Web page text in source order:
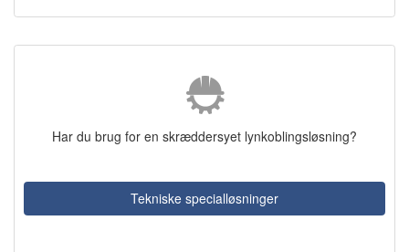
Har du brug for en skræddersyet lynkoblingsløsning?
Tekniske specialløsninger